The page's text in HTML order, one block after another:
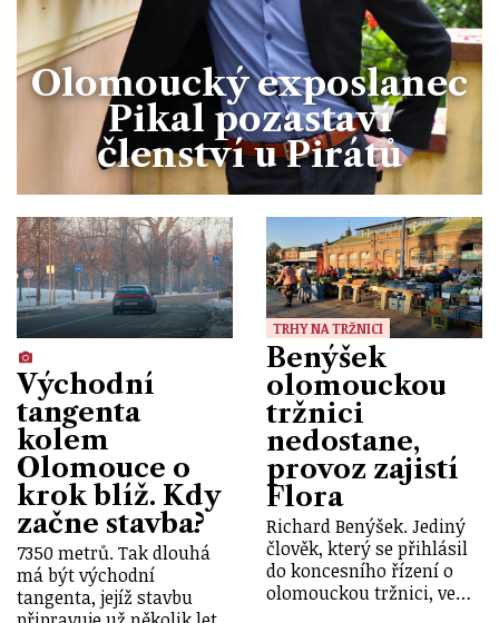
Olomoucký exposlanec
Pikal pozastaví
členství u Pirátů
Východní
tangenta
kolem
Olomouce o
krok blíž. Kdy
začne stavba?
7350 metrů. Tak dlouhá
má být východní
tangenta, jejíž stavbu
TRHY NA TRŽNICI
Benýšek
olomouckou
tržnici
nedostane,
provoz zajistí
Flora
Richard Benýšek. Jediný
člověk, který se přihlásil
do koncesního řízení o
olomouckou tržnici, ve…